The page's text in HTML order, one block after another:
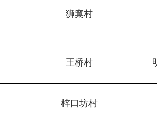
狮窠村
王桥村
梓口坊村